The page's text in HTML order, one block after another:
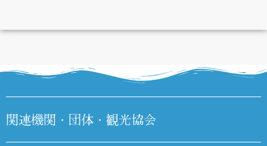
DIARY
関連機関・団体・観光協会